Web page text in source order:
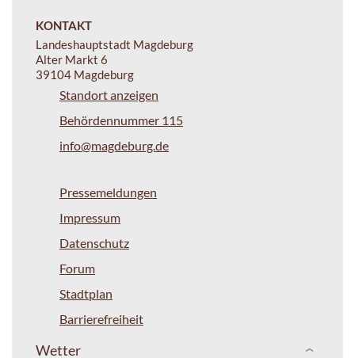
KONTAKT
Landeshauptstadt Magdeburg
Alter Markt 6
39104 Magdeburg
Standort anzeigen
Behördennummer 115
info@magdeburg.de
Pressemeldungen
Impressum
Datenschutz
Forum
Stadtplan
Barrierefreiheit
Wetter